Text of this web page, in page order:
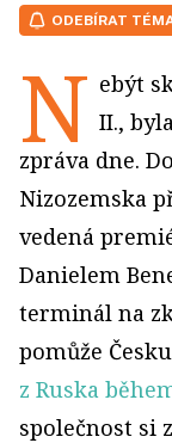
ODEBÍRAT
N ebýt
II.,
zpráva dne.
Nizozemska
vedená
Danielem
terminál na
pomůže
z Ruska
společnost si